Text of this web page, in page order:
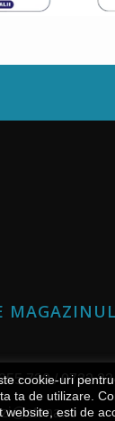
730 / 0732
cookie-uri
ta de utilizare.
website, esti de